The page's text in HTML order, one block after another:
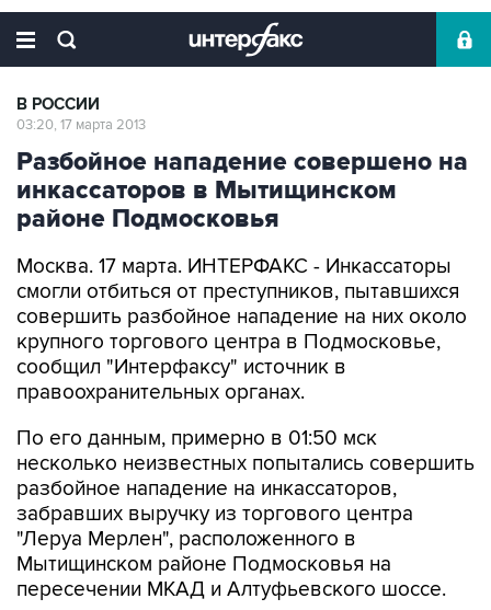
В РОССИИ
03:20, 17 марта 2013
Разбойное нападение совершено на
инкассаторов в Мытищинском
районе Подмосковья
Москва. 17 марта. ИНТЕРФАКС - Инкассаторы
смогли отбиться от преступников, пытавшихся
совершить разбойное нападение на них около
крупного торгового центра в Подмосковье,
сообщил "Интерфаксу" источник в
правоохранительных органах.
По его данным, примерно в 01:50 мск
несколько неизвестных попытались совершить
разбойное нападение на инкассаторов,
забравших выручку из торгового центра
"Леруа Мерлен", расположенного в
Мытищинском районе Подмосковья на
пересечении МКАД и Алтуфьевского шоссе.